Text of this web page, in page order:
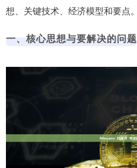
想、关键技术、经济模型和要点。
一、核心思想与要解决的问题